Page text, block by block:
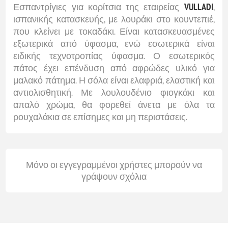
Εσπαντρίγιες για κορίτσια της εταιρείας VULLADI,
ισπανικής κατασκευής, με λουράκι στο κουντεπιέ,
που κλείνει με τοκαδάκι. Είναι κατασκευασμένες
εξωτερικά από ύφασμα, ενώ εσωτερικά είναι
ειδικής τεχνοτροπίας ύφασμα. Ο εσωτερικός
πάτος έχει επένδυση από αφρώδες υλικό για
μαλακό πάτημα. Η σόλα είναι ελαφριά, ελαστική και
αντιολισθητική. Με λουλουδένιο φιογκάκι και
απαλό χρώμα, θα φορεθεί άνετα με όλα τα
ρουχαλάκια σε επίσημες και μη περιστάσεις.
Μόνο οι εγγεγραμμένοι χρήστες μπορούν να
γράψουν σχόλια